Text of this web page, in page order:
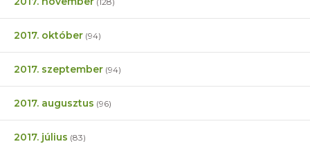
2017. október (94)
2017. szeptember (94)
2017. augusztus (96)
2017. július (83)